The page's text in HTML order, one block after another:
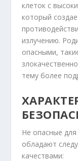
клеток с
который
излучению.
опасными,
тему более
Не опасные
обладают
качествами: